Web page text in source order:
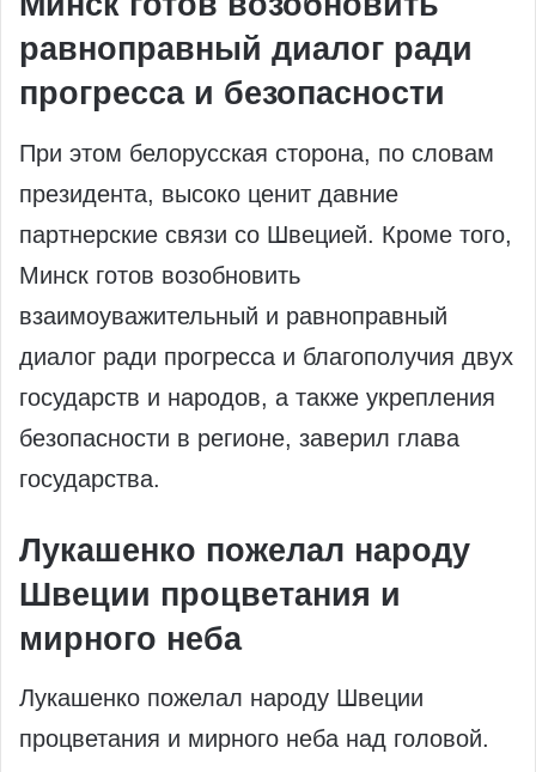
равноправный диалог ради
прогресса и безопасности
При этом белорусская сторона, по словам
президента, высоко ценит давние
партнерские связи со Швецией. Кроме того,
Минск готов возобновить
взаимоуважительный и равноправный
диалог ради прогресса и благополучия двух
государств и народов, а также укрепления
безопасности в регионе, заверил глава
государства.
Лукашенко пожелал народу
Швеции процветания и
мирного неба
Лукашенко пожелал народу Швеции
процветания и мирного неба над головой.